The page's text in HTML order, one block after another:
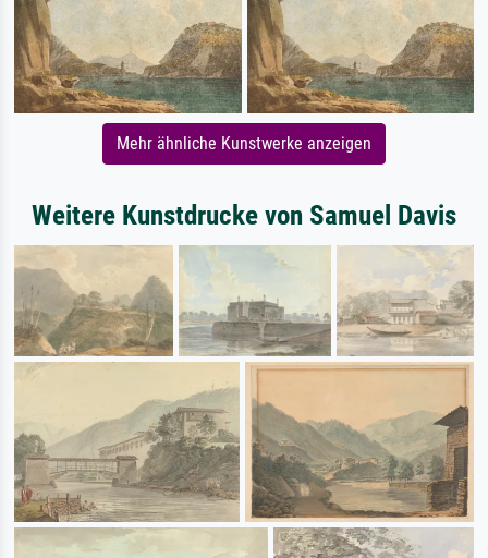
Mehr ähnliche Kunstwerke anzeigen
Weitere Kunstdrucke von Samuel Davis